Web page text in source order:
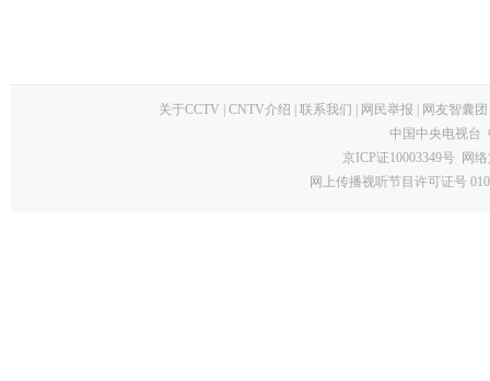
关于CCTV | CNTV介绍 | 联系我们 | 网民举报 | 网友智囊团
中国中央电视台
京ICP证10003349号 网
网上传播视听节目许可证号